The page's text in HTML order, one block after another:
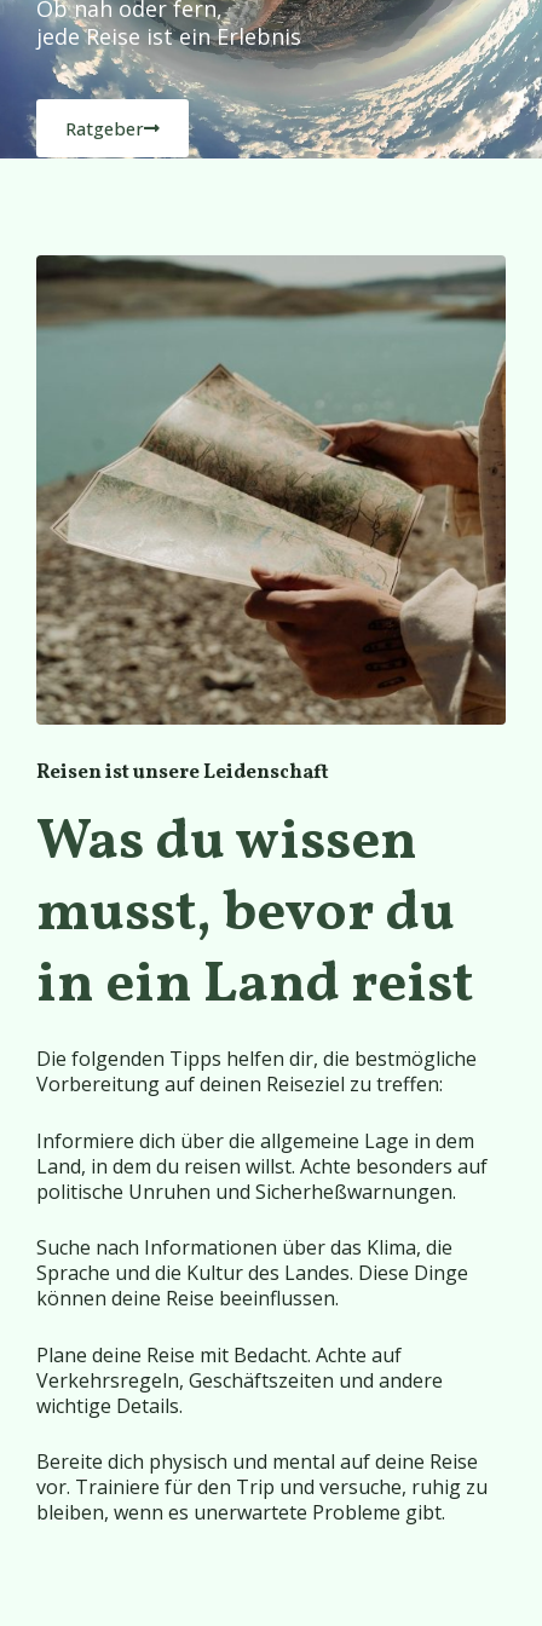
Ob nah oder fern,
jede Reise ist ein Erlebnis
Ratgeber
Reisen ist unsere Leidenschaft
Was du wissen
musst, bevor du
in ein Land reist
Die folgenden Tipps helfen dir, die bestmögliche
Vorbereitung auf deinen Reiseziel zu treffen:
Informiere dich über die allgemeine Lage in dem
Land, in dem du reisen willst. Achte besonders auf
politische Unruhen und Sicherheßwarnungen.
Suche nach Informationen über das Klima, die
Sprache und die Kultur des Landes. Diese Dinge
können deine Reise beeinflussen.
Plane deine Reise mit Bedacht. Achte auf
Verkehrsregeln, Geschäftszeiten und andere
wichtige Details.
Bereite dich physisch und mental auf deine Reise
vor. Trainiere für den Trip und versuche, ruhig zu
bleiben, wenn es unerwartete Probleme gibt.